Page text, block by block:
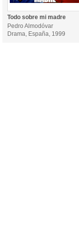
Todo sobre mi madre
Pedro Almodóvar
Drama, España, 1999